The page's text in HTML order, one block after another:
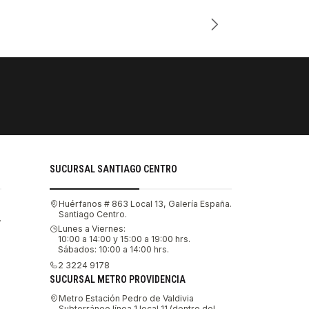
SUCURSAL SANTIAGO CENTRO
Huérfanos # 863 Local 13, Galería España.
Santiago Centro.
Lunes a Viernes:
10:00 a 14:00 y 15:00 a 19:00 hrs.
Sábados: 10:00 a 14:00 hrs.
2 3224 9178
SUCURSAL METRO PROVIDENCIA
Metro Estación Pedro de Valdivia